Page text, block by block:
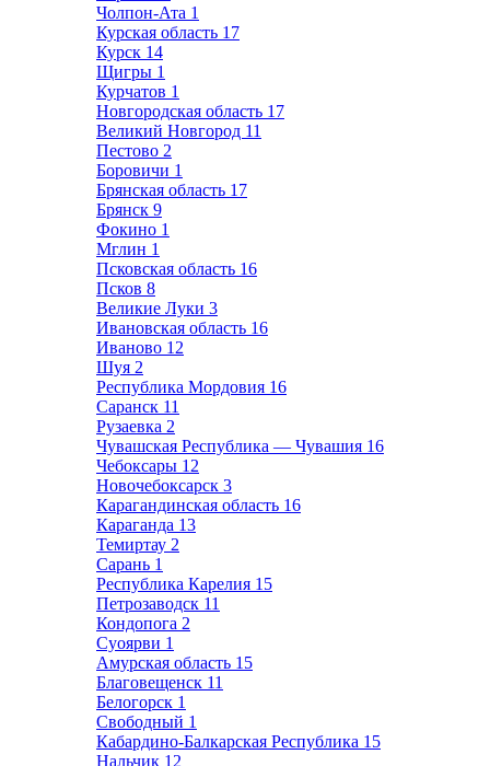
Чолпон-Ата 1
Курская область 17
Курск 14
Щигры 1
Курчатов 1
Новгородская область 17
Великий Новгород 11
Пестово 2
Боровичи 1
Брянская область 17
Брянск 9
Фокино 1
Мглин 1
Псковская область 16
Псков 8
Великие Луки 3
Ивановская область 16
Иваново 12
Шуя 2
Республика Мордовия 16
Саранск 11
Рузаевка 2
Чувашская Республика — Чувашия 16
Чебоксары 12
Новочебоксарск 3
Карагандинская область 16
Караганда 13
Темиртау 2
Сарань 1
Республика Карелия 15
Петрозаводск 11
Кондопога 2
Суоярви 1
Амурская область 15
Благовещенск 11
Белогорск 1
Свободный 1
Кабардино-Балкарская Республика 15
Нальчик 12